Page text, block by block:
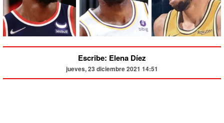
Escribe: Elena Díez
jueves, 23 diciembre 2021 14:51